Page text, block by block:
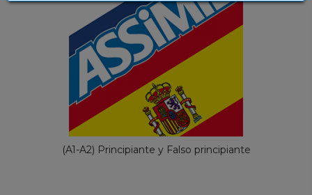
(A1-A2) Principiante y Falso principiante